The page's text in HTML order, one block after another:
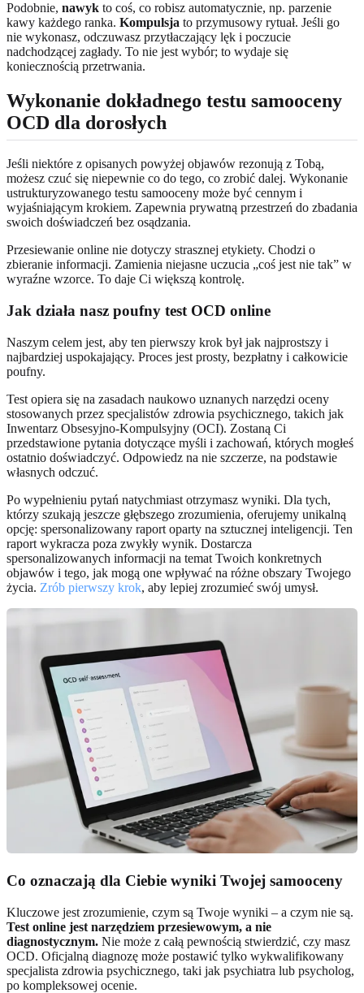
Podobnie, nawyk to coś, co robisz automatycznie, np. parzenie
kawy każdego ranka. Kompulsja to przymusowy rytuał. Jeśli go
nie wykonasz, odczuwasz przytłaczający lęk i poczucie
nadchodzącej zagłady. To nie jest wybór; to wydaje się
koniecznością przetrwania.
Wykonanie dokładnego testu samooceny
OCD dla dorosłych
Jeśli niektóre z opisanych powyżej objawów rezonują z Tobą,
możesz czuć się niepewnie co do tego, co zrobić dalej. Wykonanie
ustrukturyzowanego testu samooceny może być cennym i
wyjaśniającym krokiem. Zapewnia prywatną przestrzeń do zbadania
swoich doświadczeń bez osądzania.
Przesiewanie online nie dotyczy strasznej etykiety. Chodzi o
zbieranie informacji. Zamienia niejasne uczucia „coś jest nie tak” w
wyraźne wzorce. To daje Ci większą kontrolę.
Jak działa nasz poufny test OCD online
Naszym celem jest, aby ten pierwszy krok był jak najprostszy i
najbardziej uspokajający. Proces jest prosty, bezpłatny i całkowicie
poufny.
Test opiera się na zasadach naukowo uznanych narzędzi oceny
stosowanych przez specjalistów zdrowia psychicznego, takich jak
Inwentarz Obsesyjno-Kompulsyjny (OCI). Zostaną Ci
przedstawione pytania dotyczące myśli i zachowań, których mogłeś
ostatnio doświadczyć. Odpowiedz na nie szczerze, na podstawie
własnych odczuć.
Po wypełnieniu pytań natychmiast otrzymasz wyniki. Dla tych,
którzy szukają jeszcze głębszego zrozumienia, oferujemy unikalną
opcję: spersonalizowany raport oparty na sztucznej inteligencji. Ten
raport wykracza poza zwykły wynik. Dostarcza
spersonalizowanych informacji na temat Twoich konkretnych
objawów i tego, jak mogą one wpływać na różne obszary Twojego
życia. Zrób pierwszy krok, aby lepiej zrozumieć swój umysł.
Co oznaczają dla Ciebie wyniki Twojej samooceny
Kluczowe jest zrozumienie, czym są Twoje wyniki – a czym nie są.
Test online jest narzędziem przesiewowym, a nie
diagnostycznym. Nie może z całą pewnością stwierdzić, czy masz
OCD. Oficjalną diagnozę może postawić tylko wykwalifikowany
specjalista zdrowia psychicznego, taki jak psychiatra lub psycholog,
po kompleksowej ocenie.